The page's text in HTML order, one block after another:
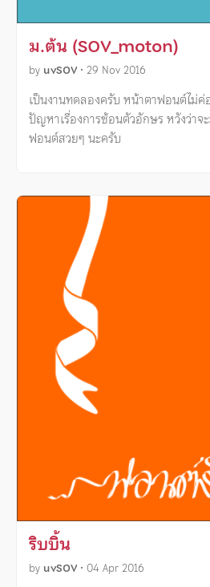
ม.ต้น (SOV_moton)
by uvSOV • 29 Nov 2016
เป็นงานทดลองครับ หน้าตาฟอนต์ไม่
ปัญหาเรื่องการซ้อนตัวอักษร หวังว่าจ
ฟอนต์สวยๆ นะครับ
ริบบิ้น
by uvSOV • 04 Apr 2016